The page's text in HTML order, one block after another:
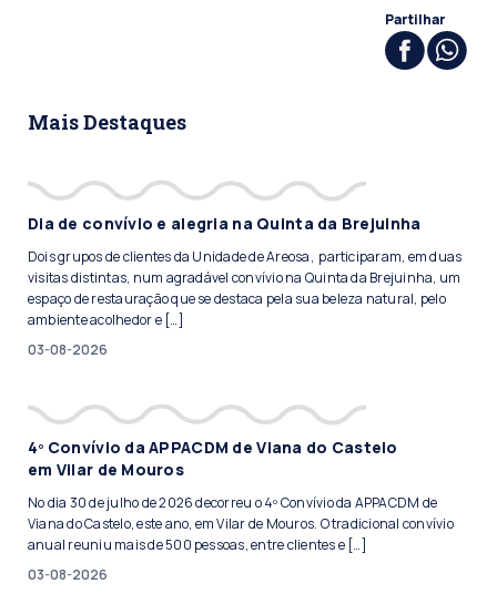
Partilhar
Mais Destaques
Dia de convívio e alegria na Quinta da Brejuinha
Dois grupos de clientes da Unidade de Areosa, participaram, em duas
visitas distintas, num agradável convívio na Quinta da Brejuinha, um
espaço de restauração que se destaca pela sua beleza natural, pelo
ambiente acolhedor e […]
03-08-2026
4º Convívio da APPACDM de Viana do Castelo
em Vilar de Mouros
No dia 30 de julho de 2026 decorreu o 4º Convívio da APPACDM de
Viana do Castelo, este ano, em Vilar de Mouros. O tradicional convívio
anual reuniu mais de 500 pessoas, entre clientes e […]
03-08-2026